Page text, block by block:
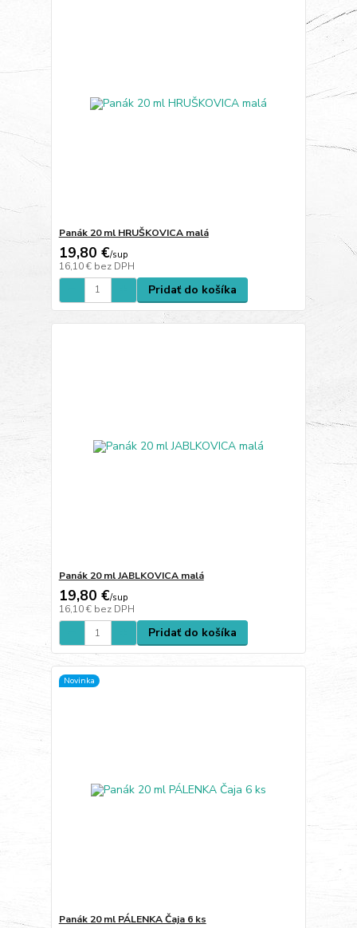
Panák 20 ml HRUŠKOVICA malá
19,80 €/sup
16,10 € bez DPH
Pridať do košíka
Panák 20 ml JABLKOVICA malá
19,80 €/sup
16,10 € bez DPH
Pridať do košíka
Novinka
Panák 20 ml PÁLENKA Čaja 6 ks